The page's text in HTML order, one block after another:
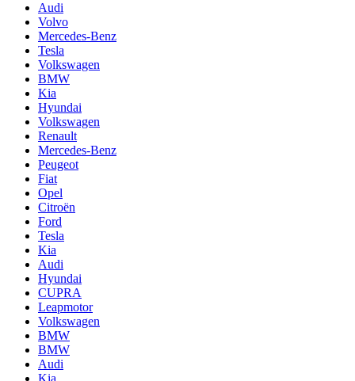
Audi
Volvo
Mercedes-Benz
Tesla
Volkswagen
BMW
Kia
Hyundai
Volkswagen
Renault
Mercedes-Benz
Peugeot
Fiat
Opel
Citroën
Ford
Tesla
Kia
Audi
Hyundai
CUPRA
Leapmotor
Volkswagen
BMW
BMW
Audi
Kia